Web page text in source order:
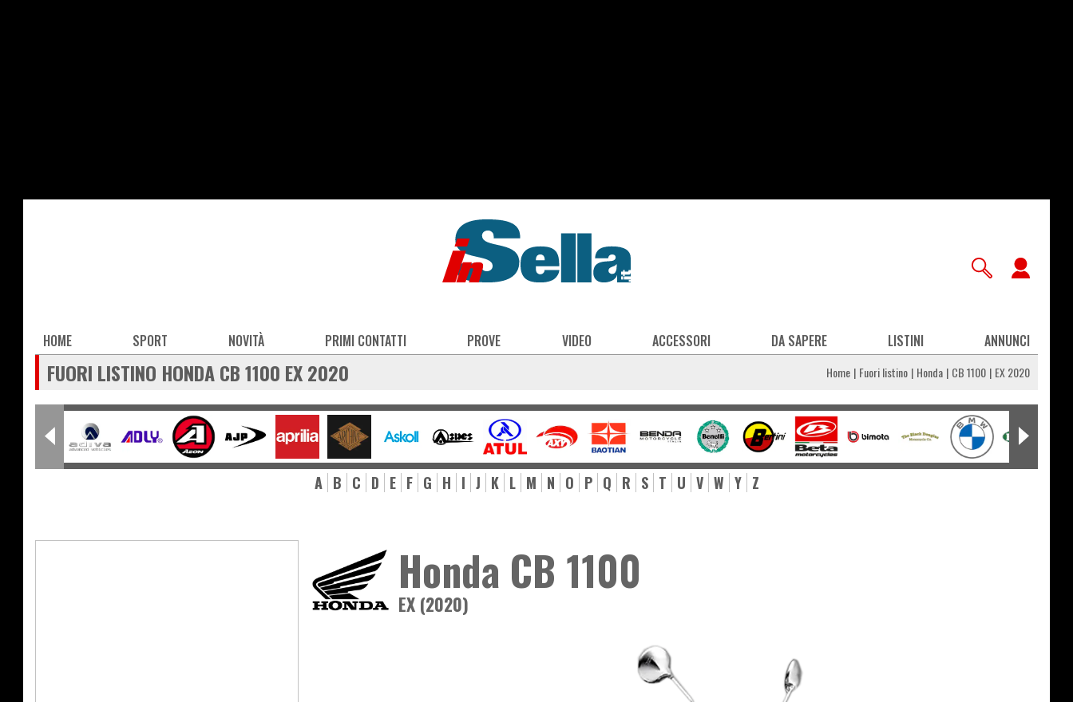
Main
navigation
HOME SPORT NOVITÀ PRIMI CONTATTI PROVE VIDEO ACCESSORI DA SAPERE LISTINI ANNUNCI
FUORI LISTINO HONDA CB 1100 EX 2020 Home Fuori listino Honda CB 1100 EX 2020
A B C D E F G H I J K L M N O P Q R S T U V W Y Z
Honda CB 1100
EX (2020)